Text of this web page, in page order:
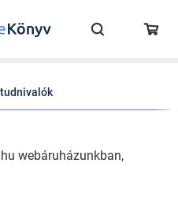
webáruházunkban,